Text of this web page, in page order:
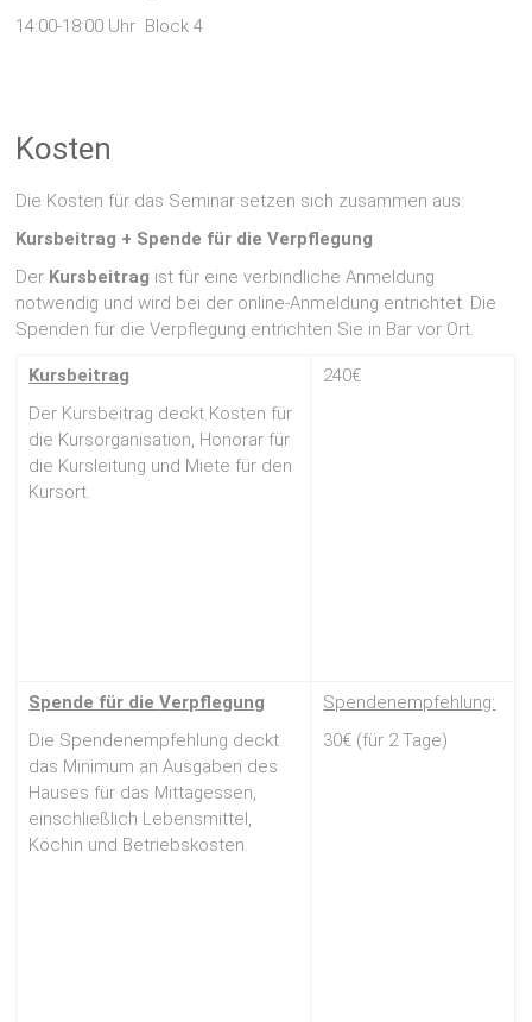
14:00-18:00 Uhr Block 4
Kosten
Die Kosten für das Seminar setzen sich zusammen aus:
Kursbeitrag + Spende für die Verpflegung
Der Kursbeitrag ist für eine verbindliche Anmeldung
notwendig und wird bei der online-Anmeldung entrichtet. Die
Spenden für die Verpflegung entrichten Sie in Bar vor Ort.
Kursbeitrag
Der Kursbeitrag deckt Kosten für
die Kursorganisation, Honorar für
die Kursleitung und Miete für den
Kursort.
240€
Spende für dieVerpflegung
Die Spendenempfehlung deckt
das Minimum an Ausgaben des
Hauses für das Mittagessen,
einschließlich Lebensmittel,
Köchin und Betriebskosten.
Spendenempfehlung:
30€ (für 2 Tage)